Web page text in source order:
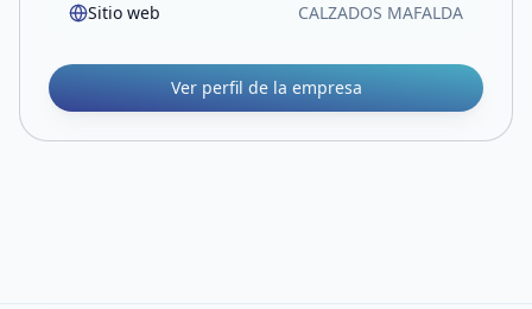
Sitio web CALZADOS MAFALDA
Ver perfil de la empresa